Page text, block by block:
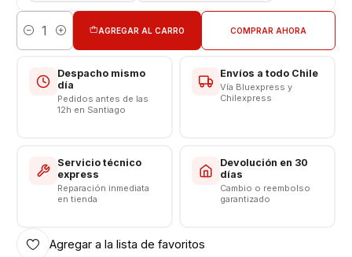
Somos VENTAS ELECTRÓNICAS
Cantidad
AGREGAR AL CARRO COMPRAR AHORA
Despacho mismo
día
Pedidos antes de las
12h en Santiago
Envíos a todo Chile
Vía Bluexpress y
Chilexpress
Servicio técnico
express
Reparación inmediata
en tienda
Devolución en 30
días
Cambio o reembolso
garantizado
Agregar a la lista de favoritos